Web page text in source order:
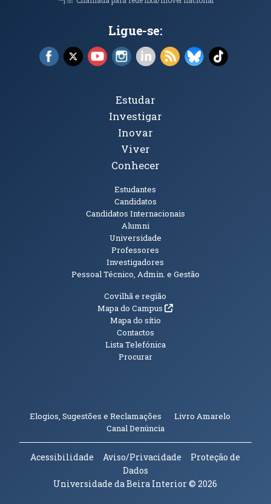
Ligue-se:
Facebook (abre em nova janela)
X (abre em nova janela)
YouTube (abre em nova janela)
Instagram (abre em nova janela)
LinkedIn (abre em nova
RSS (abre em nova
Bluesky (abre
TikTok
Tópicos Principais
Estudar
Investigar
Inovar
Viver
Conhecer
Estudantes
Candidatos
Candidatos Internacionais
Alumni
Universidade
Professores
Investigadores
Pessoal Técnico, Admin. e Gestão
Informações Adicionais
Covilhã e região
Mapa do Campus(abre em nova janela)
Mapa do sítio
Contactos
Lista Telefónica
Procurar
Elogios, Sugestões e Reclamações Livro Amarelo
Canal Denúncia(abre em nova janela)
Acessibilidade Aviso/Privacidade
Proteção de
Dados
Universidade da Beira Interior© 2026